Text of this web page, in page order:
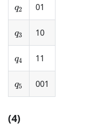
q_2
q2 01
q_3
q3 10
q_4
q4 11
q_5
q5 001
(4)